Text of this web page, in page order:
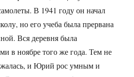
В 1941 году он начал
но его учеба была прервана
Вся деревня была
в ноябре того же года. Тем не
и Юрий рос умным и